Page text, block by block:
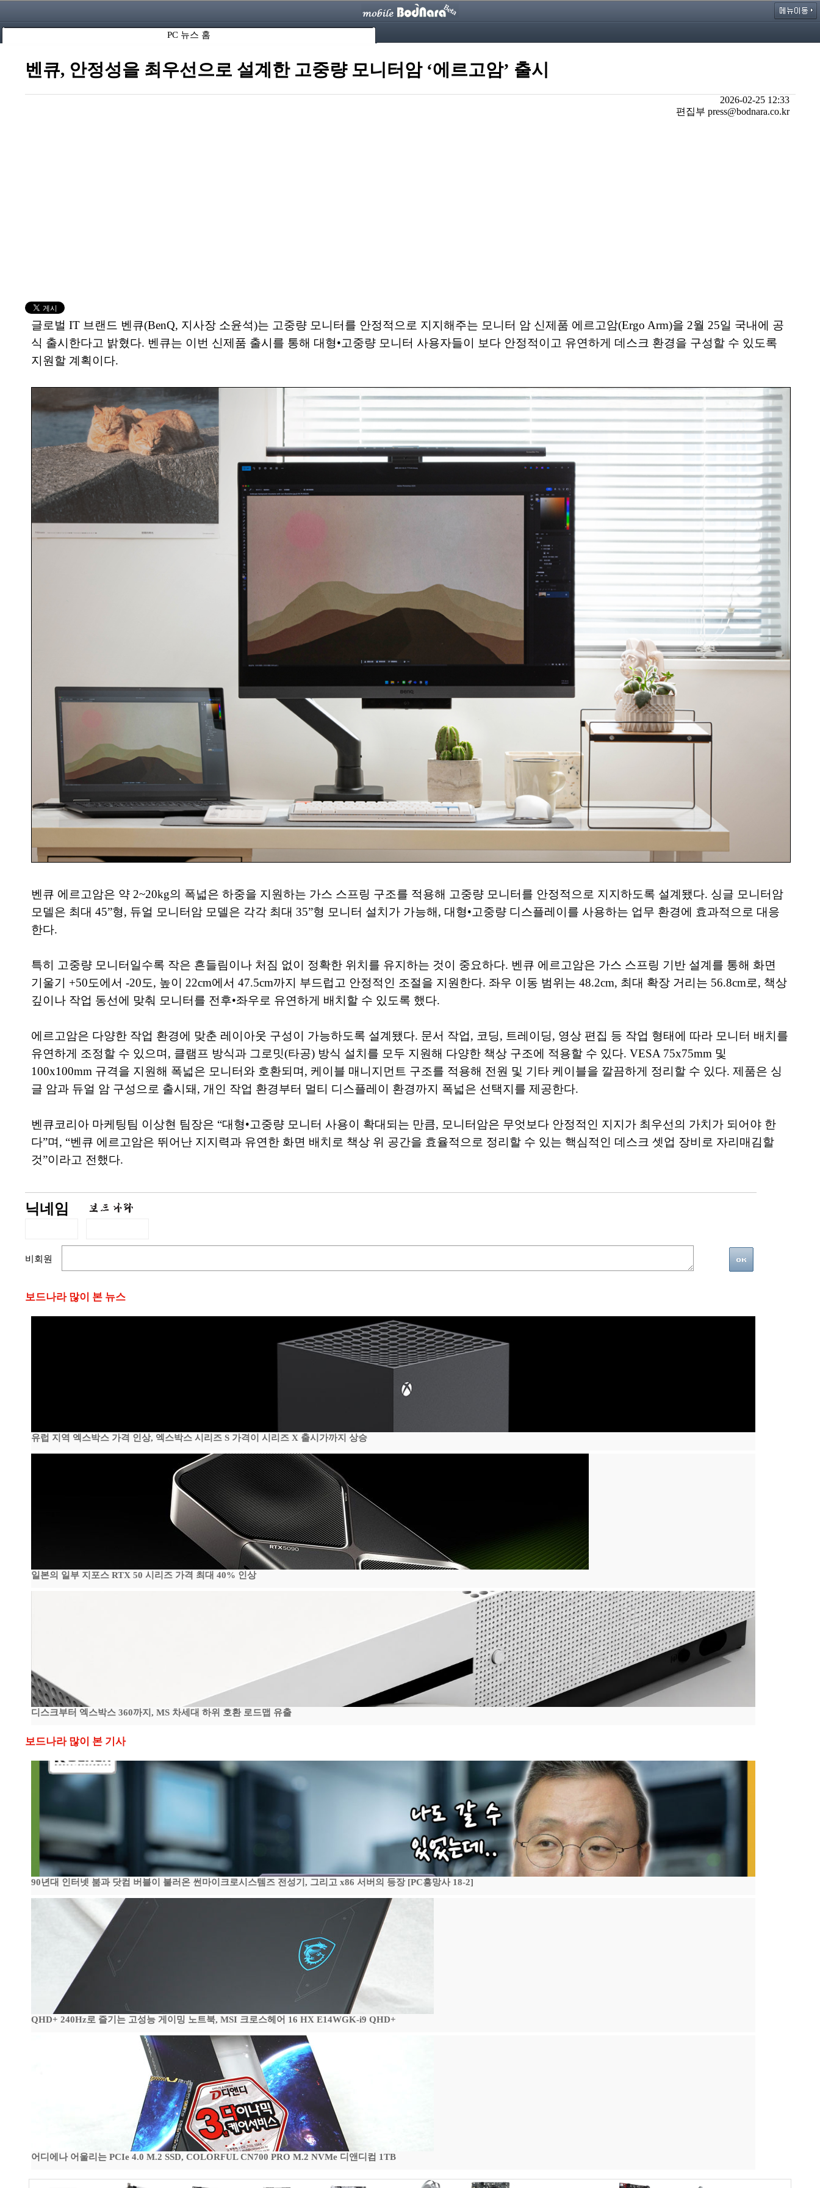
PC 뉴스 홈
벤큐, 안정성을 최우선으로 설계한 고중량 모니터암 ‘에르고암’ 출시
2026-02-25 12:33
편집부 press@bodnara.co.kr
글로벌 IT 브랜드 벤큐(BenQ, 지사장 소윤석)는 고중량 모니터를 안정적으로 지지해주는 모니터 암 신제품 에르고암(Ergo Arm)을 2월 25일 국내에 공
식 출시한다고 밝혔다. 벤큐는 이번 신제품 출시를 통해 대형•고중량 모니터 사용자들이 보다 안정적이고 유연하게 데스크 환경을 구성할 수 있도록
지원할 계획이다.
벤큐 에르고암은 약 2~20kg의 폭넓은 하중을 지원하는 가스 스프링 구조를 적용해 고중량 모니터를 안정적으로 지지하도록 설계됐다. 싱글 모니터암
모델은 최대 45”형, 듀얼 모니터암 모델은 각각 최대 35”형 모니터 설치가 가능해, 대형•고중량 디스플레이를 사용하는 업무 환경에 효과적으로 대응
한다.
특히 고중량 모니터일수록 작은 흔들림이나 처짐 없이 정확한 위치를 유지하는 것이 중요하다. 벤큐 에르고암은 가스 스프링 기반 설계를 통해 화면
기울기 +50도에서 -20도, 높이 22cm에서 47.5cm까지 부드럽고 안정적인 조절을 지원한다. 좌우 이동 범위는 48.2cm, 최대 확장 거리는 56.8cm로, 책상
깊이나 작업 동선에 맞춰 모니터를 전후•좌우로 유연하게 배치할 수 있도록 했다.
에르고암은 다양한 작업 환경에 맞춘 레이아웃 구성이 가능하도록 설계됐다. 문서 작업, 코딩, 트레이딩, 영상 편집 등 작업 형태에 따라 모니터 배치를
유연하게 조정할 수 있으며, 클램프 방식과 그로밋(타공) 방식 설치를 모두 지원해 다양한 책상 구조에 적용할 수 있다. VESA 75x75mm 및
100x100mm 규격을 지원해 폭넓은 모니터와 호환되며, 케이블 매니지먼트 구조를 적용해 전원 및 기타 케이블을 깔끔하게 정리할 수 있다. 제품은 싱
글 암과 듀얼 암 구성으로 출시돼, 개인 작업 환경부터 멀티 디스플레이 환경까지 폭넓은 선택지를 제공한다.
벤큐코리아 마케팅팀 이상현 팀장은 “대형•고중량 모니터 사용이 확대되는 만큼, 모니터암은 무엇보다 안정적인 지지가 최우선의 가치가 되어야 한
다”며, “벤큐 에르고암은 뛰어난 지지력과 유연한 화면 배치로 책상 위 공간을 효율적으로 정리할 수 있는 핵심적인 데스크 셋업 장비로 자리매김할
것”이라고 전했다.
닉네임
비회원
보드나라 많이 본 뉴스
유럽 지역 엑스박스 가격 인상, 엑스박스 시리즈 S 가격이 시리즈 X 출시가까지 상승
일본의 일부 지포스 RTX 50 시리즈 가격 최대 40% 인상
디스크부터 엑스박스 360까지, MS 차세대 하위 호환 로드맵 유출
보드나라 많이 본 기사
90년대 인터넷 붐과 닷컴 버블이 불러온 썬마이크로시스템즈 전성기, 그리고 x86 서버의 등장 [PC흥망사 18-2]
QHD+ 240Hz로 즐기는 고성능 게이밍 노트북, MSI 크로스헤어 16 HX E14WGK-i9 QHD+
어디에나 어울리는 PCIe 4.0 M.2 SSD, COLORFUL CN700 PRO M.2 NVMe 디앤디컴 1TB